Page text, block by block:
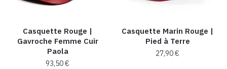
Casquette Rouge |
Gavroche Femme Cuir
Paola
93,50€
Casquette Marin Rouge |
Pied à Terre
27,90€